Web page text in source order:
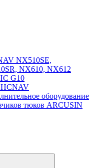
NX510SE,
NX610, NX612
G10
оборудование
тюков ARCUSIN